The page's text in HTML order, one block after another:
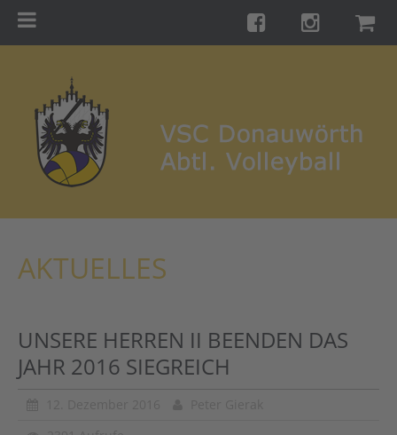
Training
Turniere
Kontakt
Shop
AKTUELLES
UNSERE HERREN II BEENDEN DAS
JAHR 2016 SIEGREICH